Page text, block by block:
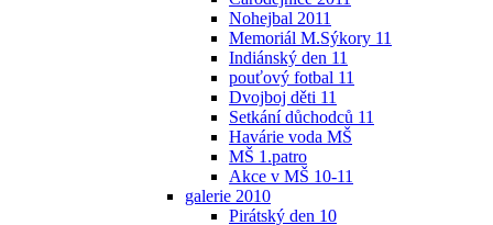
Nohejbal 2011
Memoriál M.Sýkory 11
Indiánský den 11
pouťový fotbal 11
Dvojboj děti 11
Setkání důchodců 11
Havárie voda MŠ
MŠ 1.patro
Akce v MŠ 10-11
galerie 2010
Pirátský den 10